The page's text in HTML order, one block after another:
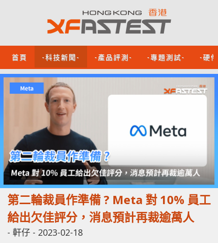
首頁 -科技新聞- -產品評測- -專題測試- -硬
第二輪裁員作準備 ? Meta 對 10% 員工
給出欠佳評分，消息預計再裁逾萬人
- 軒仔 - 2023-02-18